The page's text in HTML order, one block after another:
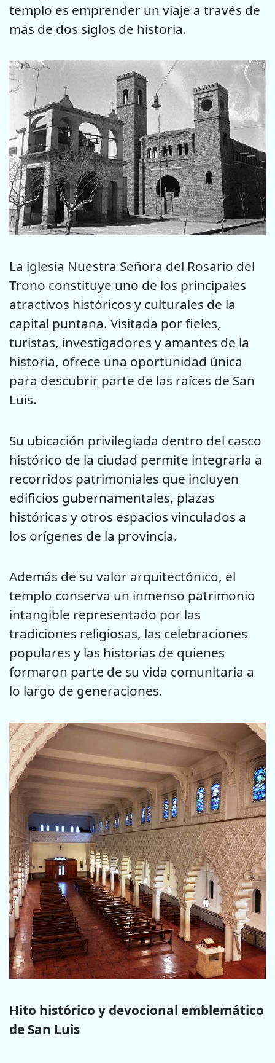
templo es emprender un viaje a través de
más de dos siglos de historia.
La iglesia Nuestra Señora del Rosario del
Trono constituye uno de los principales
atractivos históricos y culturales de la
capital puntana. Visitada por fieles,
turistas, investigadores y amantes de la
historia, ofrece una oportunidad única
para descubrir parte de las raíces de San
Luis.
Su ubicación privilegiada dentro del casco
histórico de la ciudad permite integrarla a
recorridos patrimoniales que incluyen
edificios gubernamentales, plazas
históricas y otros espacios vinculados a
los orígenes de la provincia.
Además de su valor arquitectónico, el
templo conserva un inmenso patrimonio
intangible representado por las
tradiciones religiosas, las celebraciones
populares y las historias de quienes
formaron parte de su vida comunitaria a
lo largo de generaciones.
Hito histórico y devocional emblemático
de San Luis